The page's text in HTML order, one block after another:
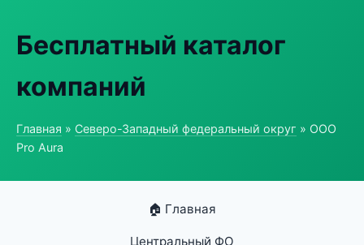
Бесплатный каталог
компаний
Главная » Северо-Западный федеральный округ » ООО
Pro Aura
🏠 Главная
Центральный ФО